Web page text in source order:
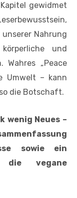
gewidmet
Nahrung
und
Wahres „Peace
Umwelt – kann
die Botschaft.
wenig Neues –
sowie ein
die vegane